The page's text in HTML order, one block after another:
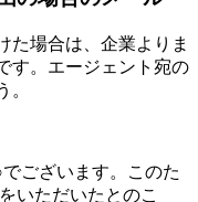
た場合は、企業よりま
す。エージェント宛の
。
ございます。このた
いただいたとのこ